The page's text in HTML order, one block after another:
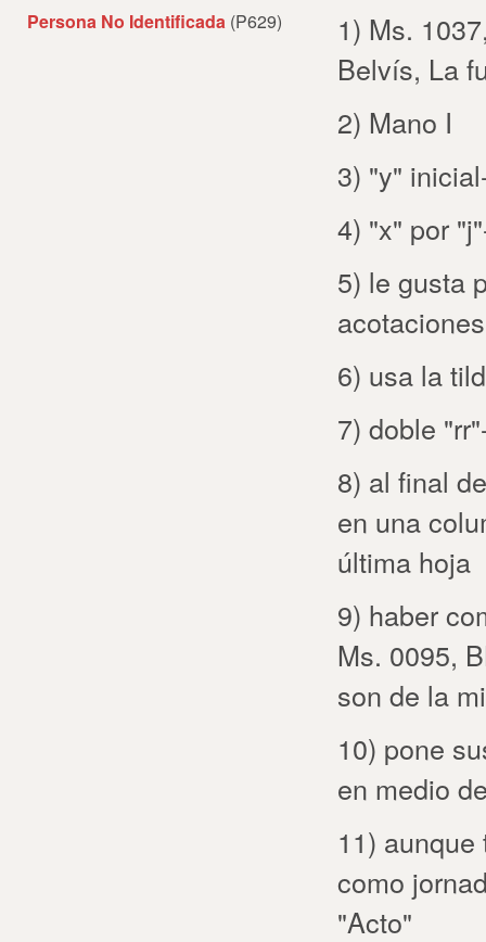
Persona No Identificada (P629)
1) Ms.
Belvís, La
2) Mano I
3) "y"
4) "x" por
5) le gusta
acotaciones
6) usa la
7) doble
8) al final
en una
última hoja
9) haber
Ms. 0095,
son de la
10) pone
en medio
11)
como
"Acto"